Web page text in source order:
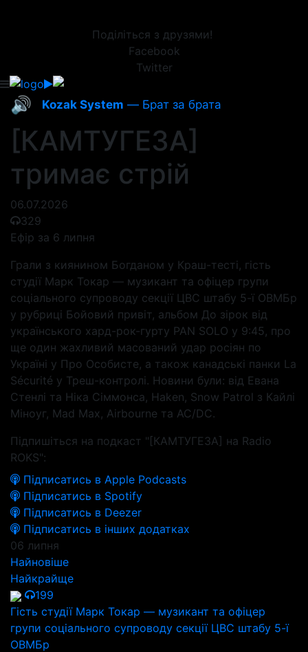
Поділіться з друзями!
Facebook
Twitter
🔊 Kozak System — Брат за брата
[КАМТУГЕЗА]
тримає стрій
06.07.2026
329
Ефір за 6 липня
Грали з киянином Богданом у Краш-тесті, гість
студії Марк Токар — музикант та офіцер групи
соціального супроводу секції ЦВС штабу 5-ї ОВМБр
у рубриці Бойовий привіт, альбом До зірок від
українського хард-рок-гурту PAN SOLO у 9:45, про
ще один жахливий масований удар росіян по
Україні у Про Особисте, а також канадські панки La
Sécurité у Треш-контролі. Новини були: від Евана
Стенлі та Ніка Сіммонса, Haken, Snow Patrol з Кайлі
Міноуг, Mad Max, Airbourne та AC/DC.
Підпишіться на подкаст "[КАМТУГЕЗА] на Radio
ROKS":
Підписатись в Apple Podcasts
Підписатись в Spotify
Підписатись в Deezer
Підписатись в інших додатках
06 липня
Найновіше
Найкрайще
199
Гість студії Марк Токар — музикант та офіцер
групи соціального супроводу секції ЦВС штабу 5-ї
ОВМБр